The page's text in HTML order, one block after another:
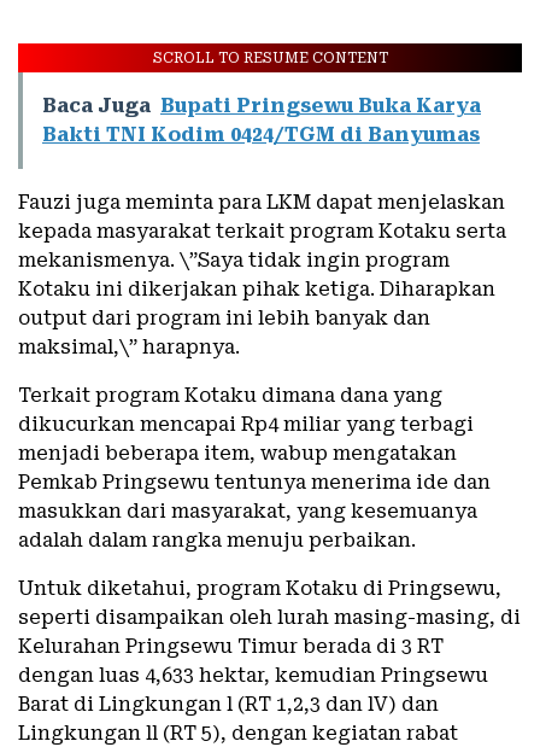
SCROLL TO RESUME CONTENT
Baca Juga Bupati Pringsewu Buka Karya
Bakti TNI Kodim 0424/TGM di Banyumas
Fauzi juga meminta para LKM dapat menjelaskan
kepada masyarakat terkait program Kotaku serta
mekanismenya. \”Saya tidak ingin program
Kotaku ini dikerjakan pihak ketiga. Diharapkan
output dari program ini lebih banyak dan
maksimal,\” harapnya.
Terkait program Kotaku dimana dana yang
dikucurkan mencapai Rp4 miliar yang terbagi
menjadi beberapa item, wabup mengatakan
Pemkab Pringsewu tentunya menerima ide dan
masukkan dari masyarakat, yang kesemuanya
adalah dalam rangka menuju perbaikan.
Untuk diketahui, program Kotaku di Pringsewu,
seperti disampaikan oleh lurah masing-masing, di
Kelurahan Pringsewu Timur berada di 3 RT
dengan luas 4,633 hektar, kemudian Pringsewu
Barat di Lingkungan l (RT 1,2,3 dan lV) dan
Lingkungan ll (RT 5), dengan kegiatan rabat